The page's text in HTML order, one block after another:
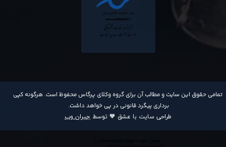
​تمامی حقوق این سایت و مطالب آن برای گروه وکلای پرگاس محفوظ است. هرگونه کپی
برداری پیگرد قانونی در پی خواهد داشت​​​​​​​.
طراحی سایت با عشق 🧡 توسط جیران وب